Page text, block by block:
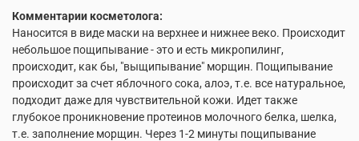
Комментарии косметолога:
Наносится в виде маски на верхнее и нижнее веко. Происходит
небольшое пощипывание - это и есть микропилинг,
происходит, как бы, "выщипывание" морщин. Пощипывание
происходит за счет яблочного сока, алоэ, т.е. все натуральное,
подходит даже для чувствительной кожи. Идет также
глубокое проникновение протеинов молочного белка, шелка,
т.е. заполнение морщин. Через 1-2 минуты пощипывание